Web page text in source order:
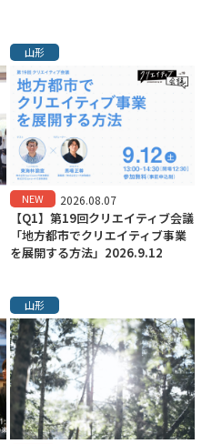
山形
NEW 2026.08.07
【Q1】第19回クリエイティブ会議
「地方都市でクリエイティブ事業
を展開する方法」2026.9.12
山形